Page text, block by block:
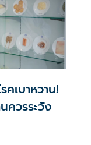
เบาหวาน!
ควรระวัง